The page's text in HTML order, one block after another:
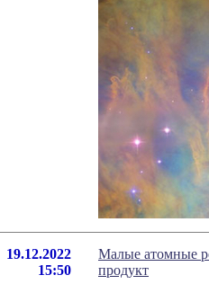
19.12.2022
15:50
Малые атомные
продукт